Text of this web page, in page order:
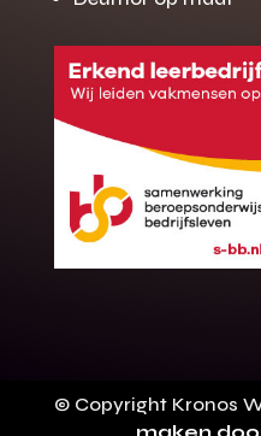
Gratis
op
Binnen 24 uur jouw
10 jaar garantie op de
100+ stoffen
© Copyright Kronos